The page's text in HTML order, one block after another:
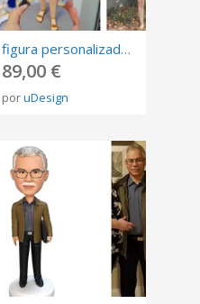
figura personalizada de fotos, 3D retrato Biscuit, muñeca de arte mini me personalizada
89,00 €
poruDesign